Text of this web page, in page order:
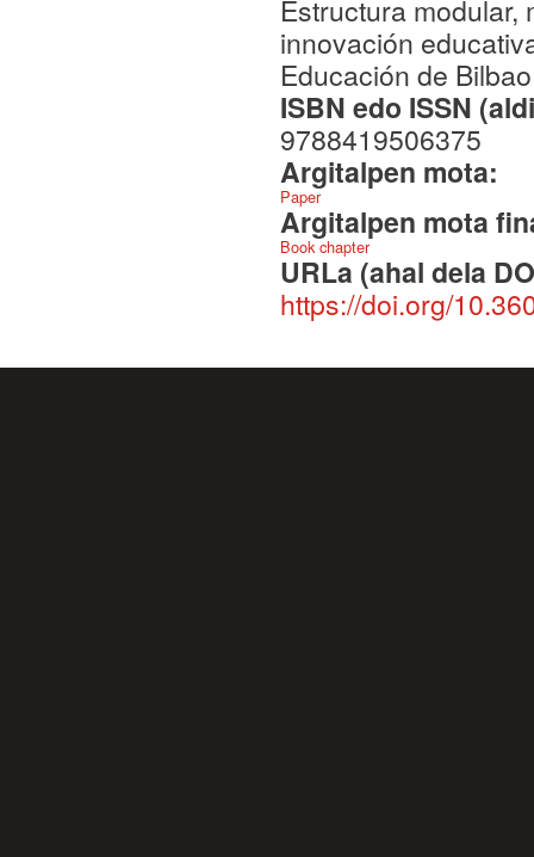
Estructura
innovación
Educación de
ISBN edo ISSN
9788419506375
Argitalpen mota:
Paper
Argitalpen mota
Book chapter
URLa (ahal dela
https://doi.org/